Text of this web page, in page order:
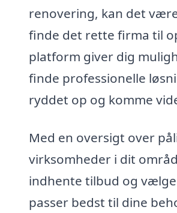
renovering, kan det
finde det rette firma til
platform giver dig
finde professionelle
ryddet op og komme
Med en oversigt over
virksomheder i dit
indhente tilbud og
passer bedst til dine